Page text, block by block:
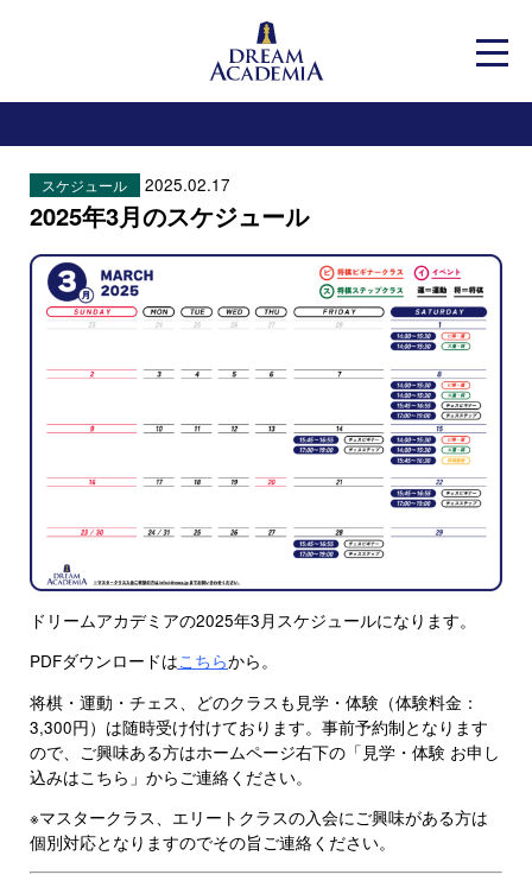
Dream Academia メニ
スケジュール 2025.02.17
2025年3月のスケジュール
ドリームアカデミアの2025年3月スケジュールになります。
PDFダウンロードはこちらから。
将棋・運動・チェス、どのクラスも見学・体験（体験料金：
3,300円）は随時受け付けております。事前予約制となります
ので、ご興味ある方はホームページ右下の「見学・体験 お申し
込みはこちら」からご連絡ください。
※マスタークラス、エリートクラスの入会にご興味がある方は
個別対応となりますのでその旨ご連絡ください。